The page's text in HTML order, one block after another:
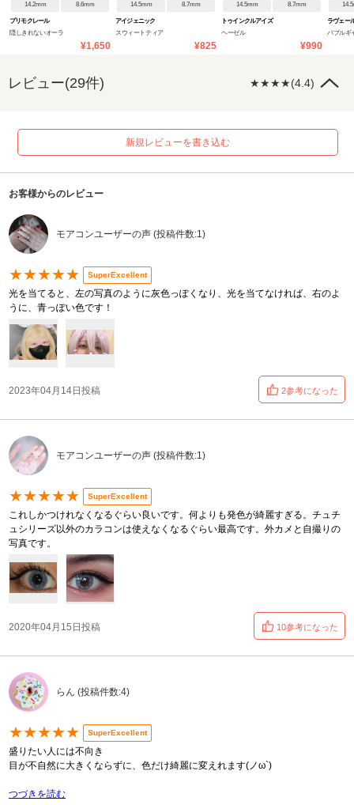
14.2mm 8.6mm
プリモクレール
隠しきれないオーラ
¥1,650
14.5mm 8.7mm
アイジェニック
スウィートティア
¥825
14.5mm 8.7mm
トゥインクルアイズ
ヘーゼル
¥990
ラヴェー
バブルギ
レビュー(29件) ★★★★(4.4)
新規レビューを書き込む
お客様からのレビュー
モアコンユーザーの声 (投稿件数:1)
★★★★★ SuperExcellent
光を当てると、左の写真のように灰色っぽくなり、光を当てなければ、右のよ
うに、青っぽい色です！
2023年04月14日投稿 2参考になった
モアコンユーザーの声 (投稿件数:1)
★★★★★ SuperExcellent
これしかつけれなくなるぐらい良いです。何よりも発色が綺麗すぎる。チュチ
ュシリーズ以外のカラコンは使えなくなるぐらい最高です。外カメと自撮りの
写真です。
2020年04月15日投稿 10参考になった
らん (投稿件数:4)
★★★★★ SuperExcellent
盛りたい人には不向き
目が不自然に大きくならずに、色だけ綺麗に変えれます(ノω`)
つづきを読む